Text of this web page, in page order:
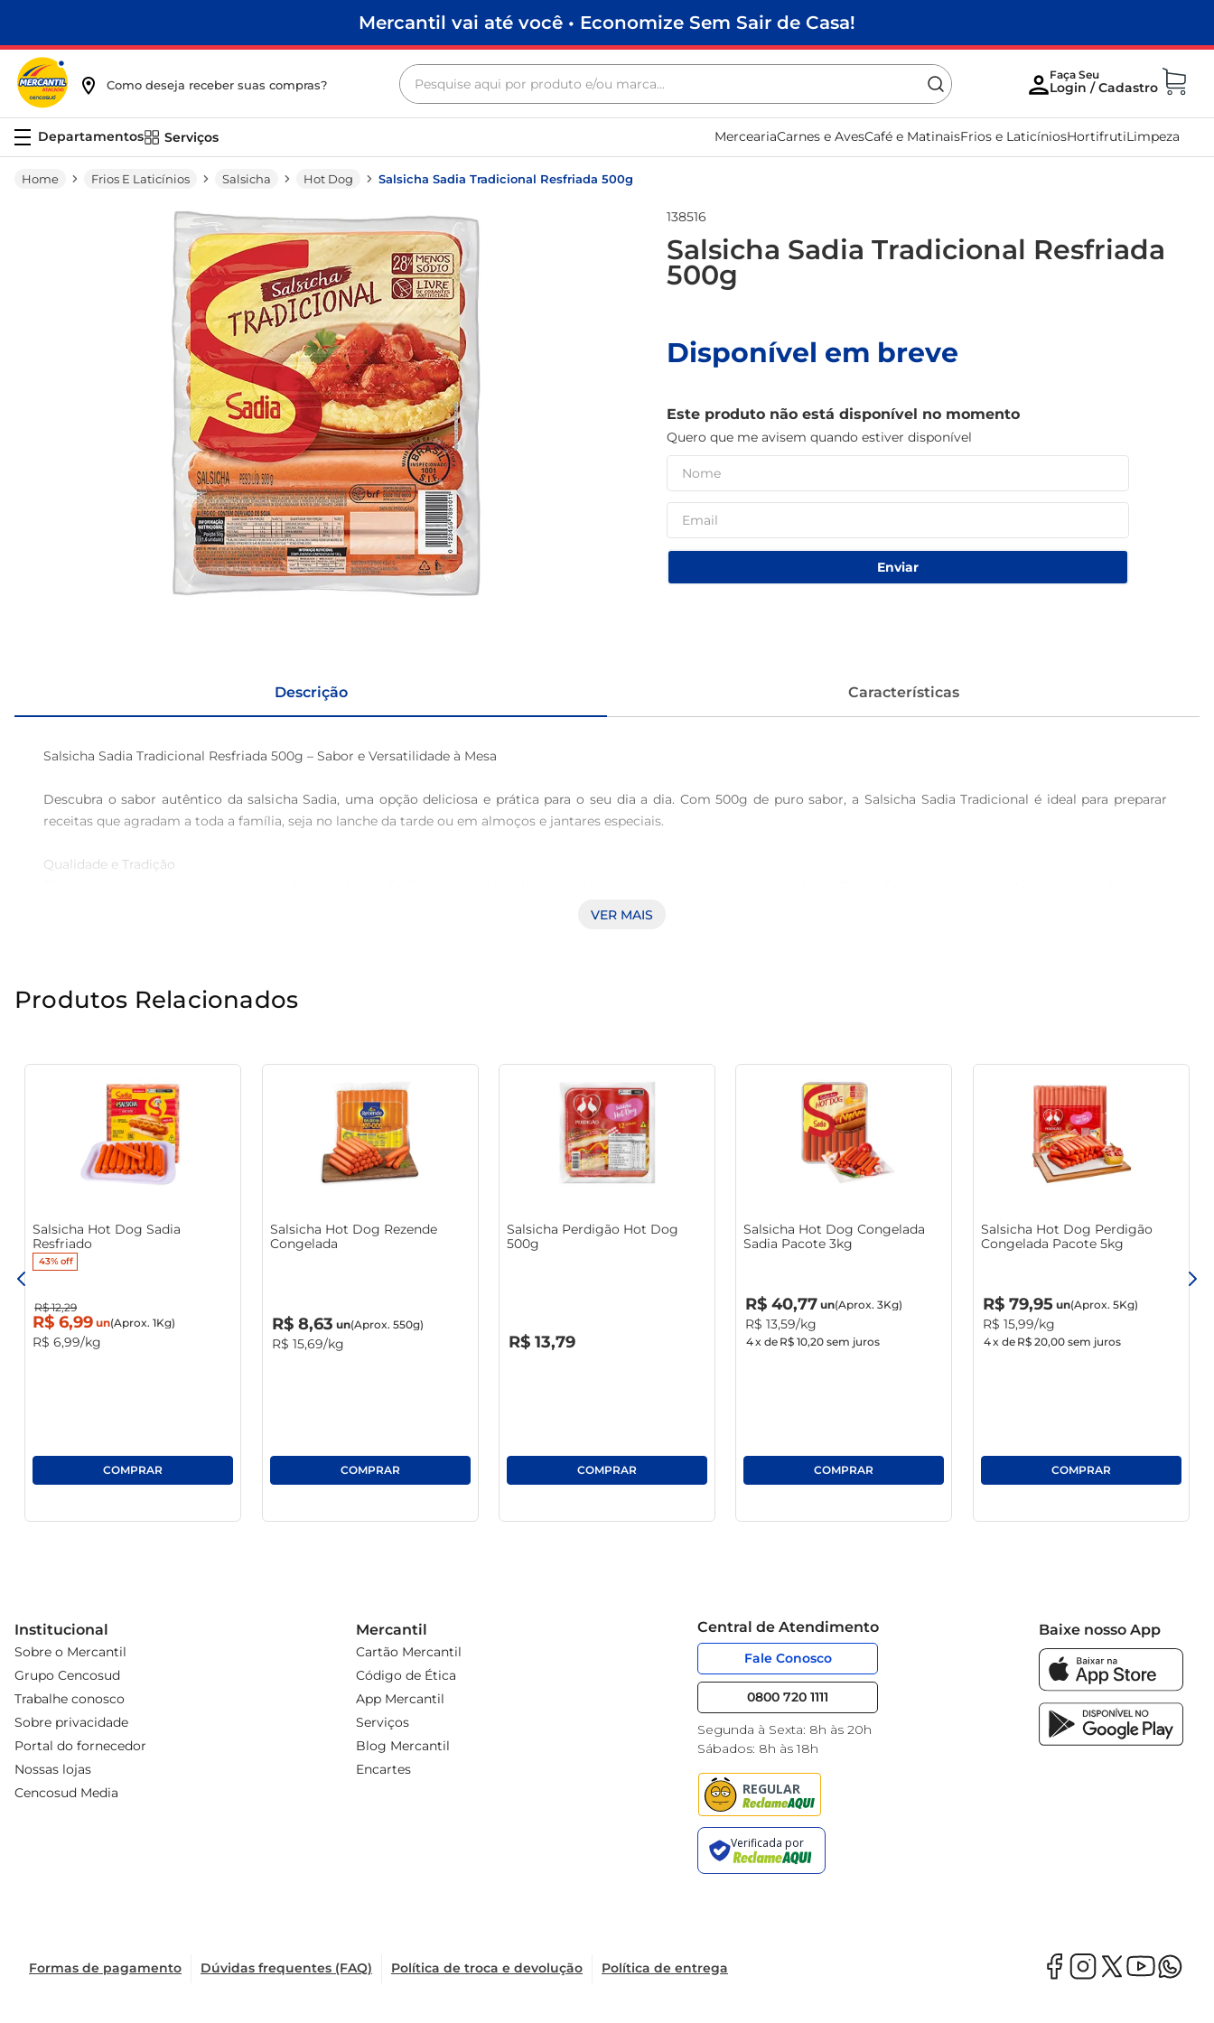
Mercantil vai até você • Economize Sem Sair de Casa!
Como deseja receber suas compras?
Pesquise aqui por produto e/ou marca...
Serviços MerceariaCarnes e AvesCafé e MatinaisFrios e LaticíniosHortifrutiLimpeza
Frios E Laticínios Salsicha Hot Dog Salsicha Sadia Tradicional Resfriada 500g
138516
Salsicha Sadia Tradicional Resfriada
500g
Disponível em breve
Este produto não está disponível no momento
Quero que me avisem quando estiver disponível
Enviar
Descrição Características
Salsicha Sadia Tradicional Resfriada 500g – Sabor e Versatilidade à Mesa
Descubra o sabor autêntico da salsicha Sadia, uma opção deliciosa e prática para o seu dia a dia. Com 500g de puro sabor, a Salsicha Sadia Tradicional é ideal para preparar
receitas que agradam a toda a família, seja no lanche da tarde ou em almoços e jantares especiais.
Qualidade e Tradição
textura suculenta, transforma qualquer refeição em um momento de prazer, permitindo que você saboreie o que há de melhor na culinária.
preferências e crie pratos que deixem todos encantados. Basta cozinhá-la ou grelhá-la rapidamente, e pronto! Uma refeição saborosa e prática, que vai agradar a todos.
um produto de qualidade ao seu dispor, pronto para ser utilizado em suas receitas.
VER MAIS
Produtos Relacionados
Salsicha Hot Dog Sadia
Resfriado
43%off
R$ 12,29
R$ 6,99 un(Aprox. 1Kg)
R$ 6,99/kg
Salsicha Hot Dog Rezende
Congelada
R$ 8,63 un(Aprox. 550g)
R$ 15,69/kg
Salsicha Perdigão Hot Dog
500g
R$ 13,79
Salsicha Hot Dog Congelada
Sadia Pacote 3kg
R$ 40,77 un(Aprox. 3Kg)
R$ 13,59/kg
4x de R$ 10,20 sem juros
Salsicha Hot Dog Perdigão
Congelada Pacote 5kg
R$ 79,95 un(Aprox. 5Kg)
R$ 15,99/kg
4x de R$ 20,00sem juros
Institucional
Sobre o Mercantil
Grupo Cencosud
Trabalhe conosco
Sobre privacidade
Portal do fornecedor
Nossas lojas
Cencosud Media
Mercantil
Cartão Mercantil
Código de Ética
App Mercantil
Serviços
Blog Mercantil
Encartes
Central de Atendimento
Fale Conosco
0800 720 1111
Segunda à Sexta: 8h às 20h
Sábados: 8h às 18h
Baixe nosso App
Formas de pagamento Dúvidas frequentes (FAQ) Política de troca e devolução Política de entrega
frango
papel higiênico
feijão
leite pó
leite condensado
sabão pó
macarrão
café